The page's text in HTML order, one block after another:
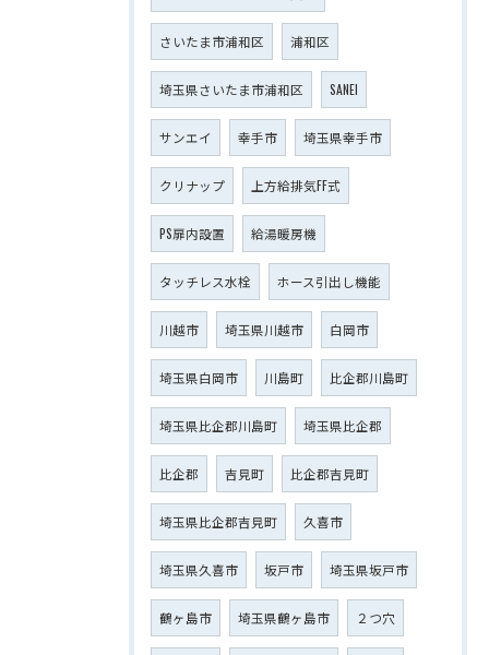
さいたま市浦和区 浦和区
埼玉県さいたま市浦和区 SANEI
サンエイ 幸手市 埼玉県幸手市
クリナップ 上方給排気FF式
PS扉内設置 給湯暖房機
タッチレス水栓 ホース引出し機能
川越市 埼玉県川越市 白岡市
埼玉県白岡市 川島町 比企郡川島町
埼玉県比企郡川島町 埼玉県比企郡
比企郡 吉見町 比企郡吉見町
埼玉県比企郡吉見町 久喜市
埼玉県久喜市 坂戸市 埼玉県坂戸市
鶴ヶ島市 埼玉県鶴ヶ島市 ２つ穴